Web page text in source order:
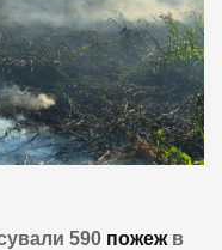
590 пожежв